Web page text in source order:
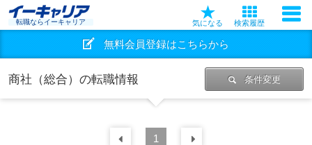
転職ならイーキャリア 気になる 検索履歴
無料会員登録はこちらから
商社（総合）の転職情報 条件変更
前の 件
1